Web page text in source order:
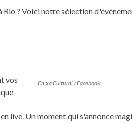
Rio ? Voici notre sélection
Caixa Cultural / Facebook
vos
live. Un moment qui s'annonce